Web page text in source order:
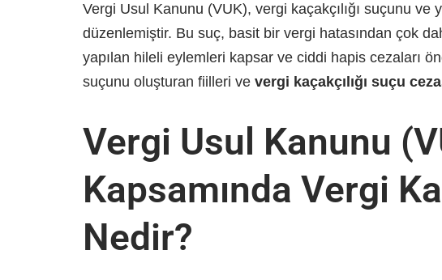
Vergi Usul Kanunu (VUK), vergi kaçakçılığı suçunu ve
düzenlemiştir. Bu suç, basit bir vergi hatasından çok
yapılan hileli eylemleri kapsar ve ciddi hapis cezaları
suçunu oluşturan fiilleri ve vergi kaçakçılığı suçu
Vergi Usul Kanunu
Kapsamında Vergi
Nedir?